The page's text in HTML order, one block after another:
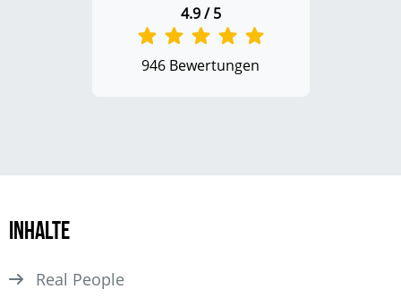
4.9 / 5
946 Bewertungen
Inhalte
Real People